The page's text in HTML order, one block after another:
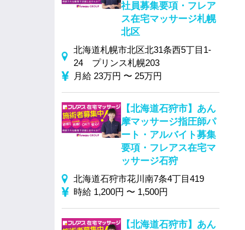
社員募集要項・フレア
ス在宅マッサージ札幌
北区
北海道札幌市北区北31条西5丁目1‐
24 プリンス札幌203
月給 23万円 〜 25万円
【北海道石狩市】あん
摩マッサージ指圧師パ
ート・アルバイト募集
要項・フレアス在宅マ
ッサージ石狩
北海道石狩市花川南7条4丁目419
時給 1,200円 〜 1,500円
【北海道石狩市】あん